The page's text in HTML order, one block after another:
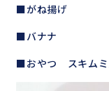
■がね揚げ
■バナナ
■おやつ スキムミ